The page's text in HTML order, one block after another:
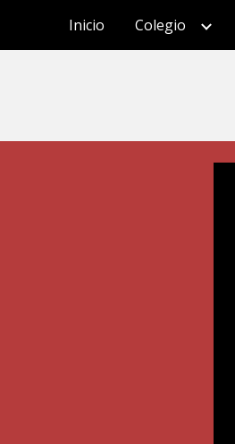
Inicio Colegio